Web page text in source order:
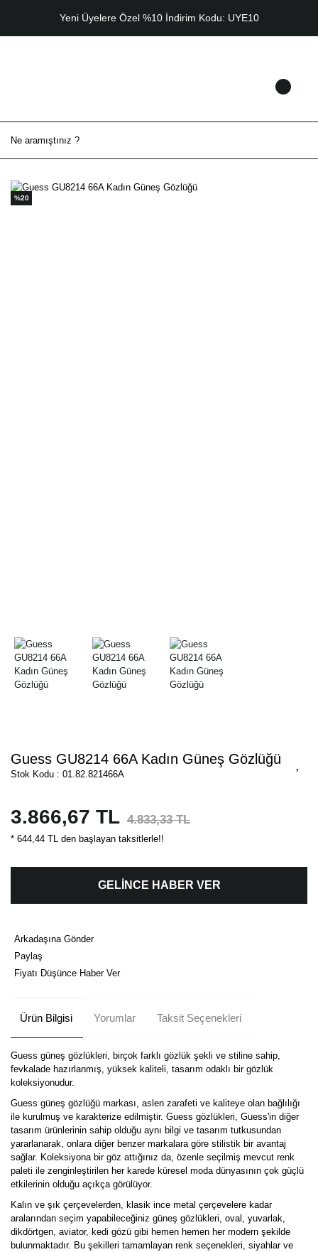
Yeni Üyelere Özel %10 İndirim Kodu: UYE10
%20
Guess GU8214 66A Kadın Güneş Gözlüğü
Stok Kodu : 01.82.821466A
3.866,67 TL 4.833,33 TL
* 644,44 TL den başlayan taksitlerle!!
GELİNCE HABER VER
Arkadaşına Gönder
Paylaş
Fiyatı Düşünce Haber Ver
Ürün Bilgisi Yorumlar Taksit Seçenekleri
Guess güneş gözlükleri, birçok farklı gözlük şekli ve stiline sahip,
fevkalade hazırlanmış, yüksek kaliteli, tasarım odaklı bir gözlük
koleksiyonudur.
Guess güneş gözlüğü markası, aslen zarafeti ve kaliteye olan bağlılığı
ile kurulmuş ve karakterize edilmiştir. Guess gözlükleri, Guess'in diğer
tasarım ürünlerinin sahip olduğu aynı bilgi ve tasarım tutkusundan
yararlanarak, onlara diğer benzer markalara göre stilistik bir avantaj
sağlar. Koleksiyona bir göz attığınız da, özenle seçilmiş mevcut renk
paleti ile zenginleştirilen her karede küresel moda dünyasının çok güçlü
etkilerinin olduğu açıkça görülüyor.
Kalın ve şık çerçevelerden, klasik ince metal çerçevelere kadar
aralarından seçim yapabileceğiniz güneş gözlükleri, oval, yuvarlak,
dikdörtgen, aviator, kedi gözü gibi hemen hemen her modern şekilde
bulunmaktadır. Bu şekilleri tamamlayan renk seçenekleri, siyahlar ve